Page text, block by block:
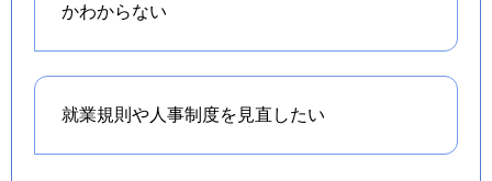
かわからない
就業規則や人事制度を 見直したい